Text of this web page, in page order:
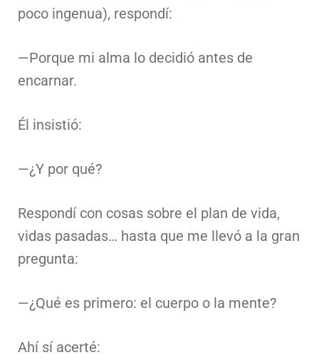
poco ingenua), respondí:
—Porque mi alma lo decidió antes de
encarnar.
Él insistió:
—¿Y por qué?
Respondí con cosas sobre el plan de vida,
vidas pasadas… hasta que me llevó a la gran
pregunta:
—¿Qué es primero: el cuerpo o la mente?
Ahí sí acerté: